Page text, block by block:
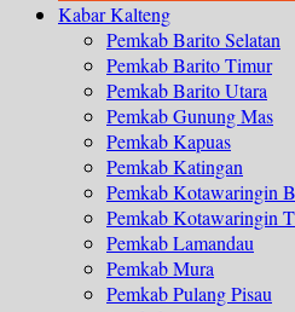
Kabar Kalteng
Pemkab Barito Selatan
Pemkab Barito Timur
Pemkab Barito Utara
Pemkab Gunung Mas
Pemkab Kapuas
Pemkab Katingan
Pemkab Kotawaringin
Pemkab Kotawaringin
Pemkab Lamandau
Pemkab Mura
Pemkab Pulang Pisau